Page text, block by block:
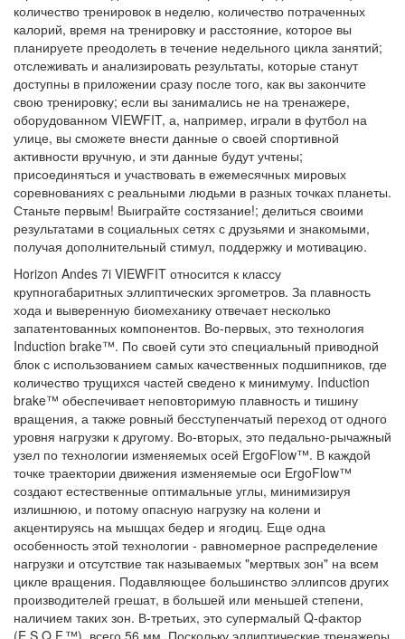
количество тренировок в неделю, количество потраченных
калорий, время на тренировку и расстояние, которое вы
планируете преодолеть в течение недельного цикла занятий;
отслеживать и анализировать результаты, которые станут
доступны в приложении сразу после того, как вы закончите
свою тренировку; если вы занимались не на тренажере,
оборудованном VIEWFIT, а, например, играли в футбол на
улице, вы сможете внести данные о своей спортивной
активности вручную, и эти данные будут учтены;
присоединяться и участвовать в ежемесячных мировых
соревнованиях с реальными людьми в разных точках планеты.
Станьте первым! Выиграйте состязание!; делиться своими
результатами в социальных сетях с друзьями и знакомыми,
получая дополнительный стимул, поддержку и мотивацию.
Horizon Andes 7i VIEWFIT относится к классу
крупногабаритных эллиптических эргометров. За плавность
хода и выверенную биомеханику отвечает несколько
запатентованных компонентов. Во-первых, это технология
Induction brake™. По своей сути это специальный приводной
блок с использованием самых качественных подшипников, где
количество трущихся частей сведено к минимуму. Induction
brake™ обеспечивает неповторимую плавность и тишину
вращения, а также ровный бесступенчатый переход от одного
уровня нагрузки к другому. Во-вторых, это педально-рычажный
узел по технологии изменяемых осей ErgoFlow™. В каждой
точке траектории движения изменяемые оси ErgoFlow™
создают естественные оптимальные углы, минимизируя
излишнюю, и потому опасную нагрузку на колени и
акцентируясь на мышцах бедер и ягодиц. Еще одна
особенность этой технологии - равномерное распределение
нагрузки и отсутствие так называемых "мертвых зон" на всем
цикле вращения. Подавляющее большинство эллипсов других
производителей грешат, в большей или меньшей степени,
наличием таких зон. В-третьих, это супермалый Q-фактор
(E.S.Q.F.™), всего 56 мм. Поскольку эллиптические тренажеры